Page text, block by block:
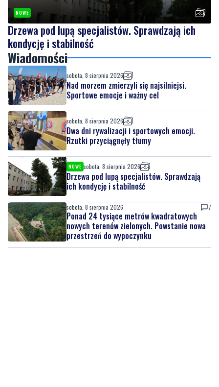
NOWE
Drzewa pod lupą specjalistów. Sprawdzają ich
kondycję i stabilność
Wiadomości
sobota, 8 sierpnia 2026
Nad morzem zmierzyli się najsilniejsi.
Sportowe emocje i ważny cel
sobota, 8 sierpnia 2026
Dwa dni rywalizacji i sportowych emocji.
Rzutki przyciągnęły tłumy
NOWE sobota, 8 sierpnia 2026
Drzewa pod lupą specjalistów. Sprawdzają
ich kondycję i stabilność
sobota, 8 sierpnia 2026 7
Ponad 24 tysiące metrów kwadratowych
nowych terenów zielonych. Powstanie nowa
przestrzeń do wypoczynku